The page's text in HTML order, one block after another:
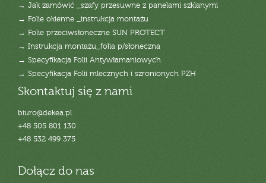
→ Jak zamówić _szafy przesuwne z panelami szklanymi
→ Folie okienne _instrukcja montażu
→ Folie przeciwsłoneczne SUN PROTECT
→ Instrukcja montażu_folia p/słoneczna
→ Specyfikacja Folii Antywłamaniowych
→ Specyfikacja Folii mlecznych i szronionych PZH
Skontaktuj się z nami
biuro@dekea.pl
+48 505 801 130
+48 532 499 375
Dołącz do nas